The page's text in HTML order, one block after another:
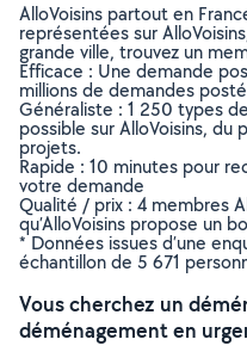
AlloVoisins partout en
représentées sur
grande ville, trouvez un
Efficace : Une demande
millions de demandes
Généraliste : 1 250 types
possible sur AlloVoisins, du
projets.
Rapide : 10 minutes pour
votre demande
Qualité / prix : 4 membres
qu’AlloVoisins propose un
* Données issues d’une
échantillon de 5 671
Vous cherchez un
déménagement en